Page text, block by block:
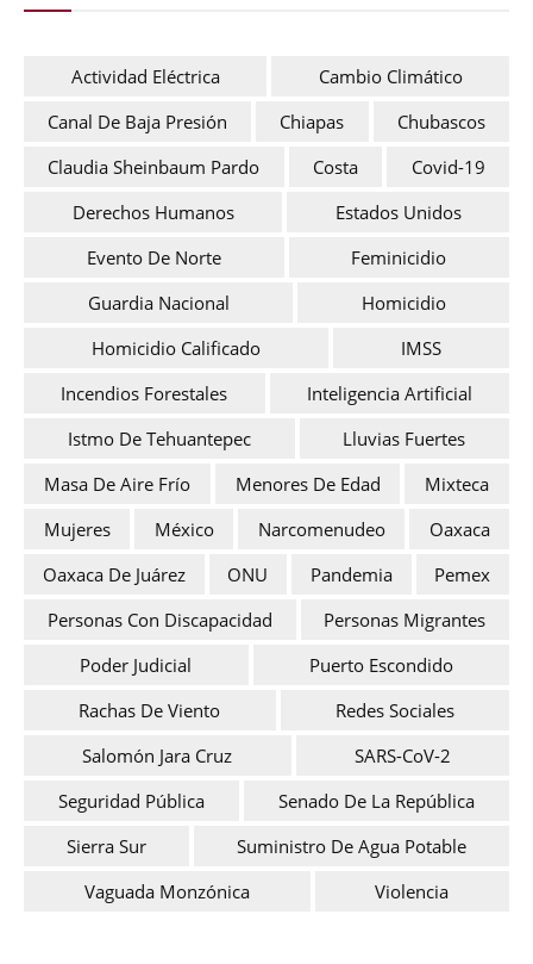
Actividad Eléctrica
Cambio Climático
Canal De Baja Presión
Chiapas
Chubascos
Claudia Sheinbaum Pardo
Costa
Covid-19
Derechos Humanos
Estados Unidos
Evento De Norte
Feminicidio
Guardia Nacional
Homicidio
Homicidio Calificado
IMSS
Incendios Forestales
Inteligencia Artificial
Istmo De Tehuantepec
Lluvias Fuertes
Masa De Aire Frío
Menores De Edad
Mixteca
Mujeres
México Narcomenudeo
Oaxaca
Oaxaca De Juárez
ONU Pandemia
Pemex
Personas Con Discapacidad
Personas Migrantes
Poder Judicial
Puerto Escondido
Rachas De Viento
Redes Sociales
Salomón Jara Cruz
SARS-CoV-2
Seguridad Pública
Senado De La República
Sierra Sur
Suministro De Agua Potable
Vaguada Monzónica
Violencia